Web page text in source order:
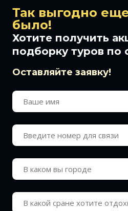
Так выгодно
было!
Оставляйте заявку!
Хотите получить
подборку туров по